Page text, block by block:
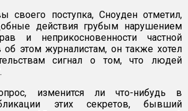
своего поступка, Сноуден отметил,
действия грубым нарушением
и неприкосновенности частной
этом журналистам, он также хотел
сигнал о том, что людей
изменится ли что-нибудь в
этих секретов, бывший